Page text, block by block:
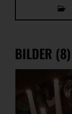
BILDER (8)